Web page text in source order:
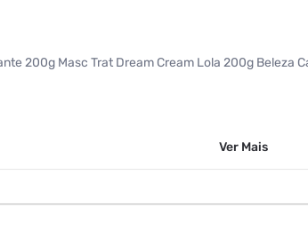
200g Masc Trat Dream Cream Lola 200g Beleza
Ver Mais